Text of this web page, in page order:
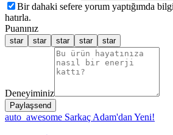
Bir dahaki sefere yorum yaptığımda
hatırla.
Puanınız
star star star star star
Deneyiminiz
Paylaşsend
auto_awesome Sarkaç Adam'dan Yeni!